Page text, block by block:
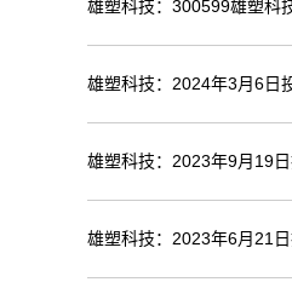
雄塑科技：300599雄塑科
雄塑科技：2024年3月6日
雄塑科技：2023年9月19
雄塑科技：2023年6月21